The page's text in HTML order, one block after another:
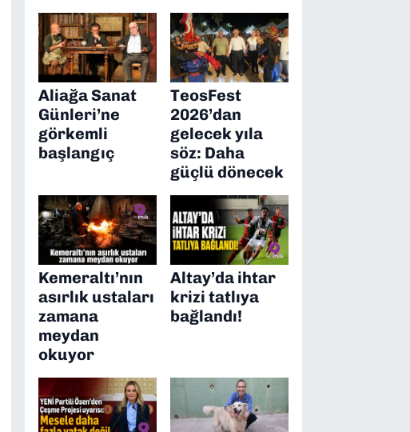
Aliağa Sanat
Günleri’ne
görkemli
başlangıç
TeosFest
2026’dan
gelecek yıla
söz: Daha
güçlü dönecek
Kemeraltı’nın
asırlık ustaları
zamana
meydan
okuyor
Altay’da ihtar
krizi tatlıya
bağlandı!